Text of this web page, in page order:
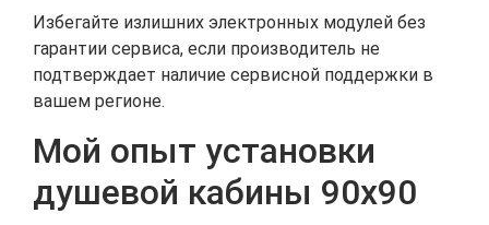
Избегайте излишних электронных модулей без
гарантии сервиса, если производитель не
подтверждает наличие сервисной поддержки в
вашем регионе.
Мой опыт установки
душевой кабины 90х90